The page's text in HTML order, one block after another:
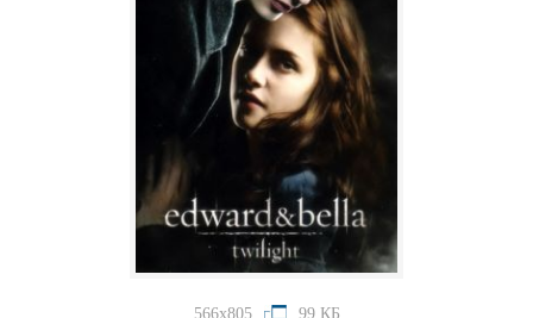
566x805 99 КБ